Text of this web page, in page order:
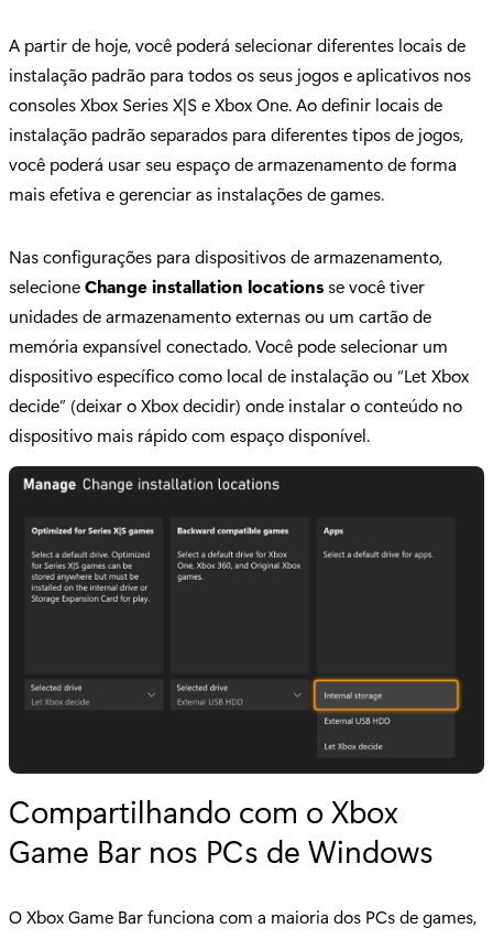
A partir de hoje, você poderá selecionar diferentes locais de
instalação padrão para todos os seus jogos e aplicativos nos
consoles Xbox Series X|S e Xbox One. Ao definir locais de
instalação padrão separados para diferentes tipos de jogos,
você poderá usar seu espaço de armazenamento de forma
mais efetiva e gerenciar as instalações de games.
Nas configurações para dispositivos de armazenamento,
selecioneChange installation locations se você tiver
unidades de armazenamento externas ou um cartão de
memória expansível conectado. Você pode selecionar um
dispositivo específico como local de instalação ou “Let Xbox
decide” (deixar o Xbox decidir) onde instalar o conteúdo no
dispositivo mais rápido com espaço disponível.
Compartilhando com o Xbox
Game Bar nos PCs de Windows
O Xbox Game Bar funciona com a maioria dos PCs de games,